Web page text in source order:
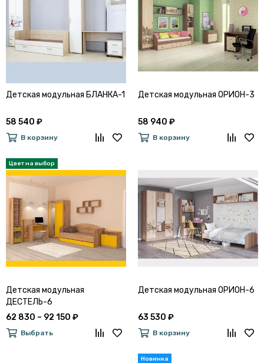
Детская модульная БЛАНКА-1
58 540 ₽
В корзину
Детская модульная ОРИОН-3
58 940 ₽
В корзину
Детская модульная
ДЕСТЕЛЬ-6
62 830 – 92 150 ₽
Выбрать
Детская модульная ОРИОН-6
63 530 ₽
В корзину